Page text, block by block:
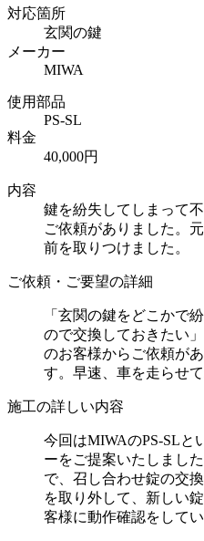
対応箇所
玄関の鍵
メーカー
MIWA
使用部品
PS-SL
料金
40,000円
内容
鍵を紛失してしまって
ご依頼がありました。
前を取りつけました。
ご依頼・ご要望の詳細
「玄関の鍵をどこかで
ので交換しておきたい
のお客様からご依頼が
す。早速、車を走らせ
施工の詳しい内容
今回はMIWAのPS-SLと
ーをご提案いたしまし
で、召し合わせ錠の交
を取り外して、新しい
客様に動作確認をして